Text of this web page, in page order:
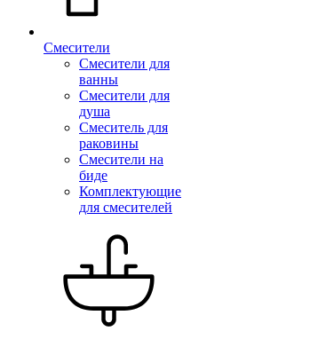
Смесители
Смесители для
ванны
Смесители для
душа
Смеситель для
раковины
Смесители на
биде
Комплектующие
для смесителей